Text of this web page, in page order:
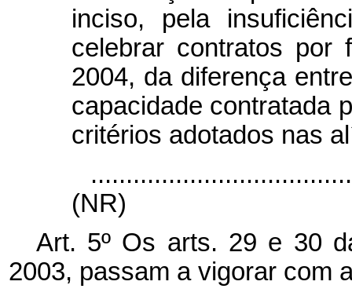
inciso, pela
celebrar contratos por
2004, da diferença
capacidade contratada
critérios adotados nas
(NR)
Art. 5º Os arts. 29 e 30
2003, passam a vigorar com